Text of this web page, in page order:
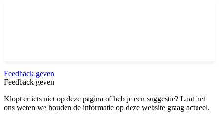
Feedback geven
Feedback geven
Klopt er iets niet op deze pagina of heb je een suggestie? Laat het
ons weten we houden de informatie op deze website graag actueel.